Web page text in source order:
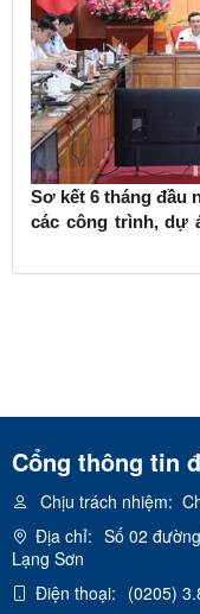
Sơ kết 6 tháng đầu
các công trình, dự
Cổng thông tin
Chịu trách nhiệm:
Địa chỉ: Số 02
Lạng Sơn
Điện thoại: (0205)